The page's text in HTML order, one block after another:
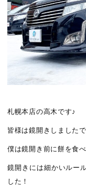
札幌本店の高木です♪
皆様は鏡開きしました
僕は鏡開き前に餅を食
鏡開きには細かいルー
した！